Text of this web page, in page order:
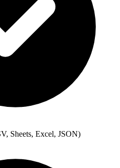
Sheets, Excel, JSON)